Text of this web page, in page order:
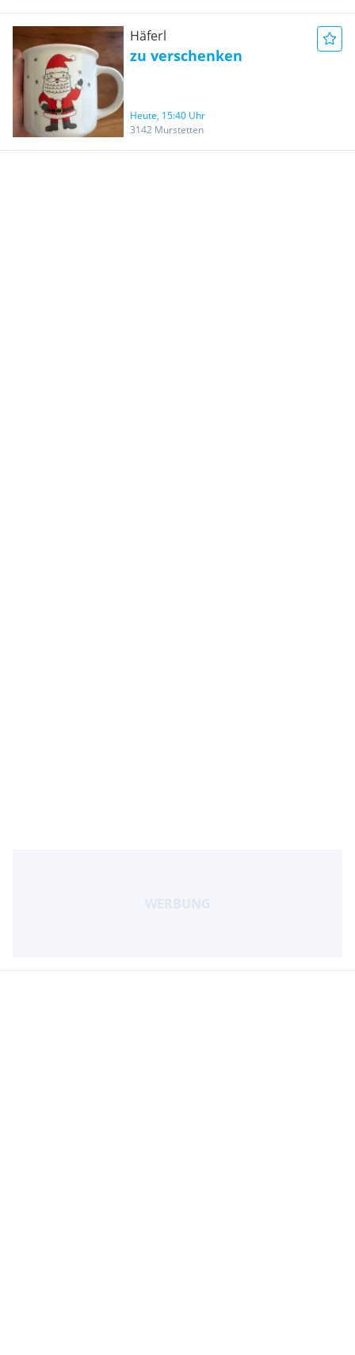
Häferl
zu verschenken
Heute, 15:40 Uhr
3142 Murstetten